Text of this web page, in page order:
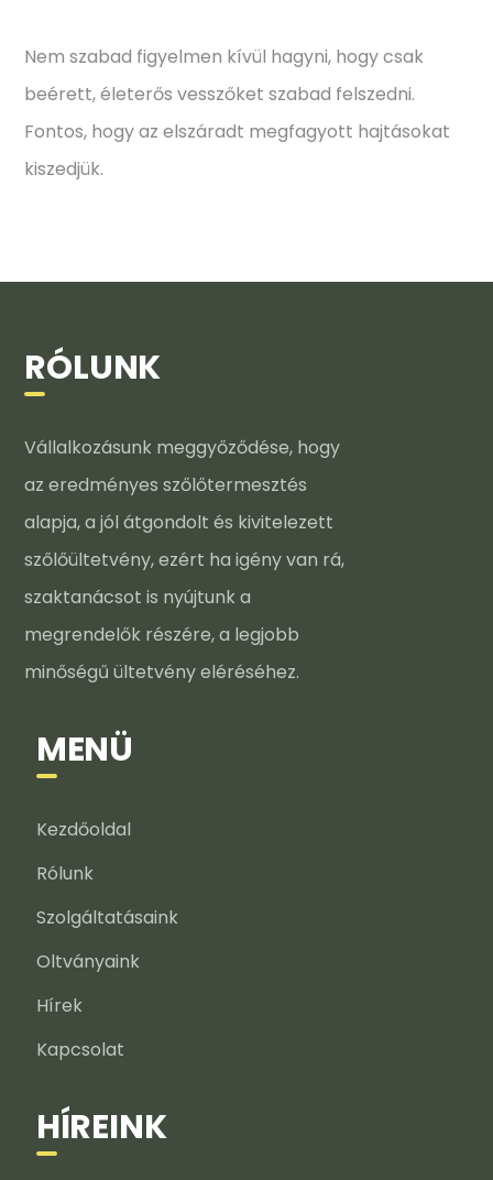
Nem szabad figyelmen kívül hagyni, hogy csak
beérett, életerős vesszőket szabad felszedni.
Fontos, hogy az elszáradt megfagyott hajtásokat
kiszedjük.
RÓLUNK
Vállalkozásunk meggyőződése, hogy
az eredményes szőlőtermesztés
alapja, a jól átgondolt és kivitelezett
szőlőültetvény, ezért ha igény van rá,
szaktanácsot is nyújtunk a
megrendelők részére, a legjobb
minőségű ültetvény eléréséhez.
MENÜ
Kezdőoldal
Rólunk
Szolgáltatásaink
Oltványaink
Hírek
Kapcsolat
HÍREINK